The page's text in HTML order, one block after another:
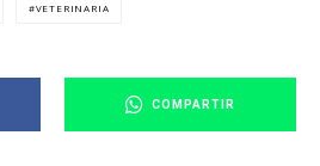
VETERINARIA
COMPARTIR